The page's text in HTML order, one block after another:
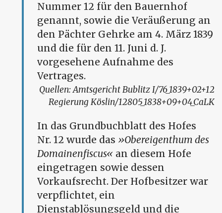
Nummer 12 für den Bauernhof
genannt, sowie die Veräußerung an
den Pächter Gehrke am 4. März 1839
und die für den 11. Juni d. J.
vorgesehene Aufnahme des
Vertrages.
Amtsgericht Bublitz I/76_1839+02+12
Regierung Köslin/12805_1838+09+04_CaLK
In das Grundbuchblatt des Hofes
Nr. 12 wurde das
Obereigenthum des
Domainenfiscus
an diesem Hofe
eingetragen sowie dessen
Vorkaufsrecht. Der Hofbesitzer war
verpflichtet, ein
Dienstablösungsgeld und die